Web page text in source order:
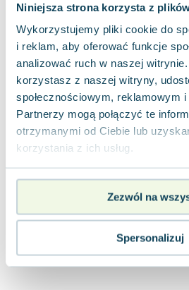
Niniejsza strona korzysta z
Wykorzystujemy pliki cookie do
i reklam, aby oferować funkcje
analizować ruch w naszej
korzystasz z naszej witryny,
społecznościowym, reklamowym
Partnerzy mogą połączyć te
otrzymanymi od Ciebie lub
korzystania z ich usług.
Zezwól na
Spersonalizuj
i pełna życia podróż po
odpowiada na wiele
0.0
Twarda
Pakujemy jutro
Używana
26.31zł jak nowa
44.90 taniej o 18.59